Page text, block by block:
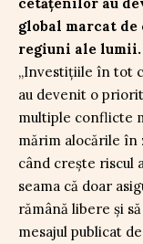
global marcat
regiuni ale lumii.
„Investițiile în tot
au devenit o
multiple conflicte
mărim alocările în
când crește riscul
seama că doar
rămână libere și
mesajul publicat